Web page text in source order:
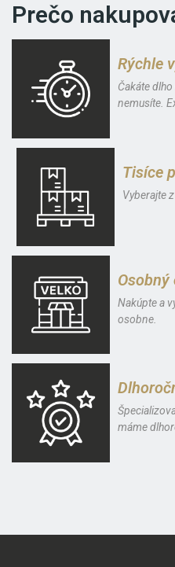
Prečo
Rýchle
Čakáte
nemusíte.
Tisíce
Vyberajte
Osobný
Nakúpte a
osobne.
máme